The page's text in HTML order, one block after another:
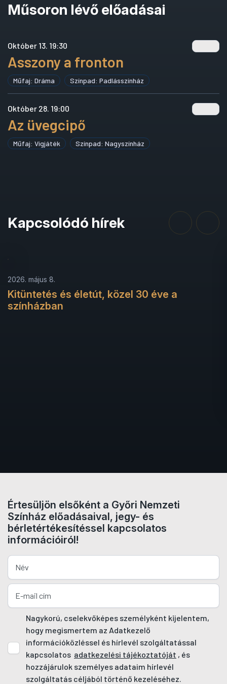
Műsoron lévő előadásai
Október 13. 19:30
Asszony a fronton
Műfaj: Dráma Színpad: Padlásszínház
Október 28. 19:00
Az üvegcipő
Műfaj: Vígjáték Színpad: Nagyszínház
Kapcsolódó hírek
2026. május 8.
Kitüntetés és életút, közel 30 éve a
színházban
Értesüljön elsőként a Győri Nemzeti
Színház előadásaival, jegy- és
bérletértékesítéssel kapcsolatos
információiról!
Nagykorú, cselekvőképes személyként kijelentem,
hogy megismertem az Adatkezelő
információközléssel és hírlevél szolgáltatással
kapcsolatos adatkezelési tájékoztatóját , és
hozzájárulok személyes adataim hírlevél
szolgáltatás céljából történő kezeléséhez.